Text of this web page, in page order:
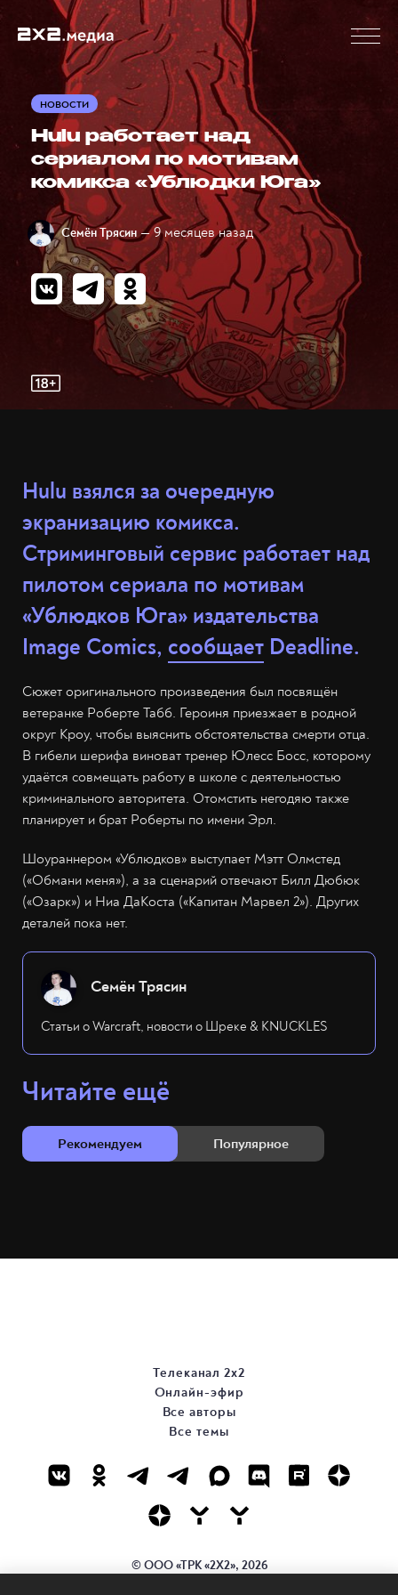
НОВОСТИ
Hulu работает над
сериалом по мотивам
комикса «Ублюдки Юга»
Семён Трясин — 9 месяцев назад
Hulu взялся за очередную
экранизацию комикса.
Стриминговый сервис работает над
пилотом сериала по мотивам
«Ублюдков Юга» издательства
Image Comics, сообщает Deadline.
Сюжет оригинального произведения был посвящён
ветеранке Роберте Табб. Героиня приезжает в родной
округ Кроу, чтобы выяснить обстоятельства смерти отца.
В гибели шерифа виноват тренер Юлесс Босс, которому
удаётся совмещать работу в школе с деятельностью
криминального авторитета. Отомстить негодяю также
планирует и брат Роберты по имени Эрл.
Шоураннером «Ублюдков» выступает Мэтт Олмстед
(«Обмани меня»), а за сценарий отвечают Билл Дюбюк
(«Озарк») и Ниа ДаКоста («Капитан Марвел 2»). Других
деталей пока нет.
Семён Трясин
Статьи о Warcraft, новости о Шреке & KNUCKLES
Читайте ещё
Рекомендуем Популярное
Телеканал 2х2
Онлайн-эфир
Все авторы
Все темы
© ООО «ТРК «2Х2», 2026